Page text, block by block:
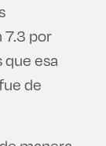
7.3 por
esa
de